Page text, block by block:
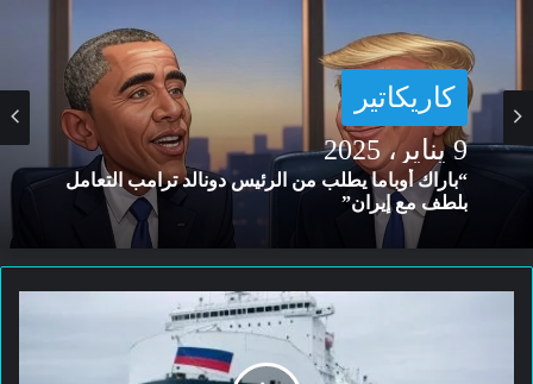
كاريكاتير
9 يناير، 2025
“باراك أوباما يطلب من الرئيس دونالد ترامب التعامل
كاريكاتير
7 يناير، 2025
“شركات التقنية الكبرى تعترف بأنها أداة بيد
السياسيين”
البلدان